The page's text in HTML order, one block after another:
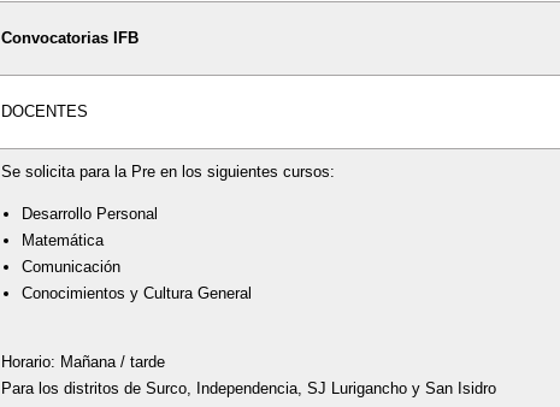
Convocatorias IFB
DOCENTES
Se solicita para la Pre en los siguientes cursos:
Desarrollo Personal
Matemática
Comunicación
Conocimientos y Cultura General
Horario: Mañana / tarde
Para los distritos de Surco, Independencia, SJ Lurigancho y San Isidro